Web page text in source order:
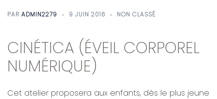
PAR ADMIN2279 9 JUIN 2016 NON CLASSÉ
CINÉTICA (ÉVEIL CORPOREL
NUMÉRIQUE)
Cet atelier proposera aux enfants, dès le plus jeune